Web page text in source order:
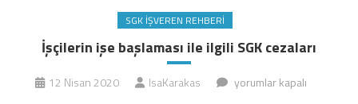
SGK İŞVEREN REHBERI
İşçilerin işe başlaması ile ilgili SGK cezaları
12 Nisan 2020 IsaKarakas
İşçilerin
yorumlar kapalı